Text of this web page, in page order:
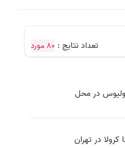
تعداد نتایج : 80 مورد
در محل
در تهران